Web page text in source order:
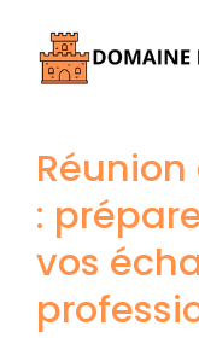
contenu
:
vos